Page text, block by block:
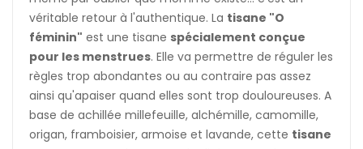
véritable retour à l'authentique. La tisane "O
féminin" est une tisane spécialement conçue
pour les menstrues. Elle va permettre de réguler les
règles trop abondantes ou au contraire pas assez
ainsi qu'apaiser quand elles sont trop douloureuses. A
base de achillée millefeuille, alchémille, camomille,
origan, framboisier, armoise et lavande, cette tisane